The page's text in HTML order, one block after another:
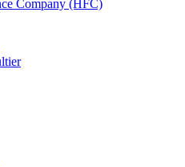
Company (HFC)